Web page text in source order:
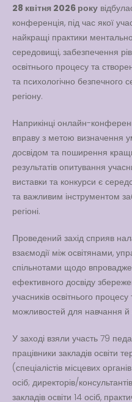
28 квітня 2026 року
конференція, під час якої
найкращі практики
середовищі, забезпечення
освітнього процесу та
та психологічно безпечного
регіону.
Наприкінці онлайн-
вправу з метою визначення
досвідом та поширення
результатів опитування
виставки та конкурси є
та важливим інструментом
регіоні.
Проведений захід сприяв
взаємодії між освітянами,
спільнотами щодо
ефективного досвіду
учасників освітнього
можливостей для навчання й
У заході взяли участь 79
працівники закладів освіти
(спеціалістів місцевих
осіб; директорів/
закладів освіти 14 осіб,